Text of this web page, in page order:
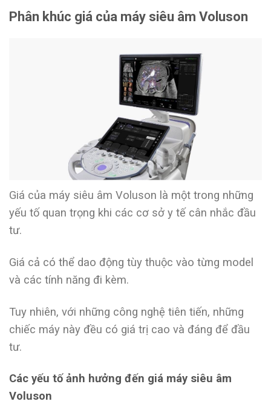
Phân khúc giá của máy siêu âm Voluson
Giá của máy siêu âm Voluson là một trong những
yếu tố quan trọng khi các cơ sở y tế cân nhắc đầu
tư.
Giá cả có thể dao động tùy thuộc vào từng model
và các tính năng đi kèm.
Tuy nhiên, với những công nghệ tiên tiến, những
chiếc máy này đều có giá trị cao và đáng để đầu
tư.
Các yếu tố ảnh hưởng đến giá máy siêu âm
Voluson